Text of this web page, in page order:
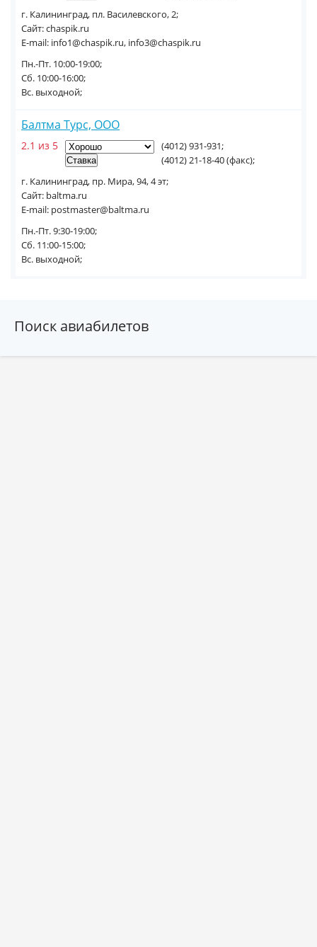
г. Калининград, пл. Василевского, 2;
Сайт: chaspik.ru
E-mail: info1@chaspik.ru, info3@chaspik.ru
Пн.-Пт. 10:00-19:00;
Сб. 10:00-16:00;
Вс. выходной;
Балтма Турс, ООО
2.1 из 5
г. Калининград, пр. Мира, 94, 4 эт;
Сайт: baltma.ru
E-mail: postmaster@baltma.ru
(4012) 931-931;
(4012) 21-18-40 (факс);
Пн.-Пт. 9:30-19:00;
Сб. 11:00-15:00;
Вс. выходной;
Поиск авиабилетов